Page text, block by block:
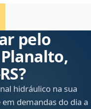
pelo
hidráulico na sua
demandas do dia a